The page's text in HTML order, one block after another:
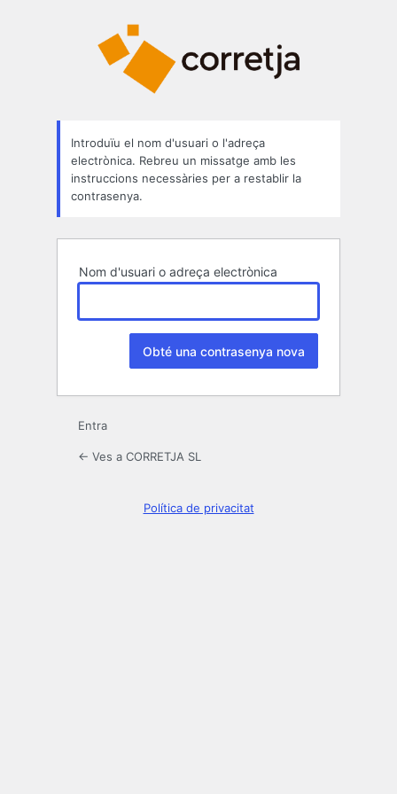
Introduïu el nom d'usuari o l'adreça
electrònica. Rebreu un missatge amb les
instruccions necessàries per a restablir la
contrasenya.
Nom d'usuari o adreça electrònica
Entra
← Ves a CORRETJA SL
Política de privacitat